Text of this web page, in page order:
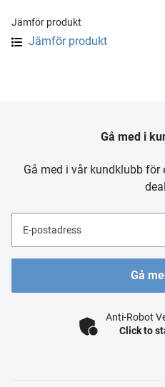
Jämför produkt
Jämför produkt
Gå med i
Gå med i vår kundklubb
E-postadress
Gå
Anti-Robot
Click to